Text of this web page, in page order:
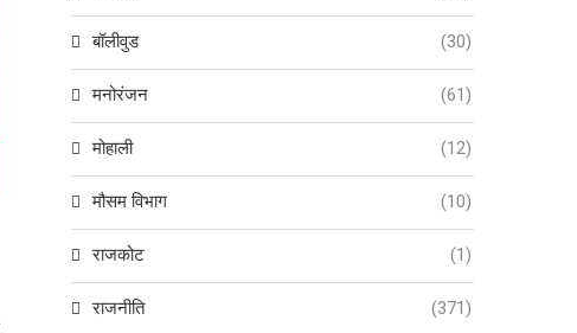
बॉलीवुड (30)
मनोरंजन (61)
मोहाली (12)
मौसम विभाग (10)
राजकोट (1)
राजनीति (371)